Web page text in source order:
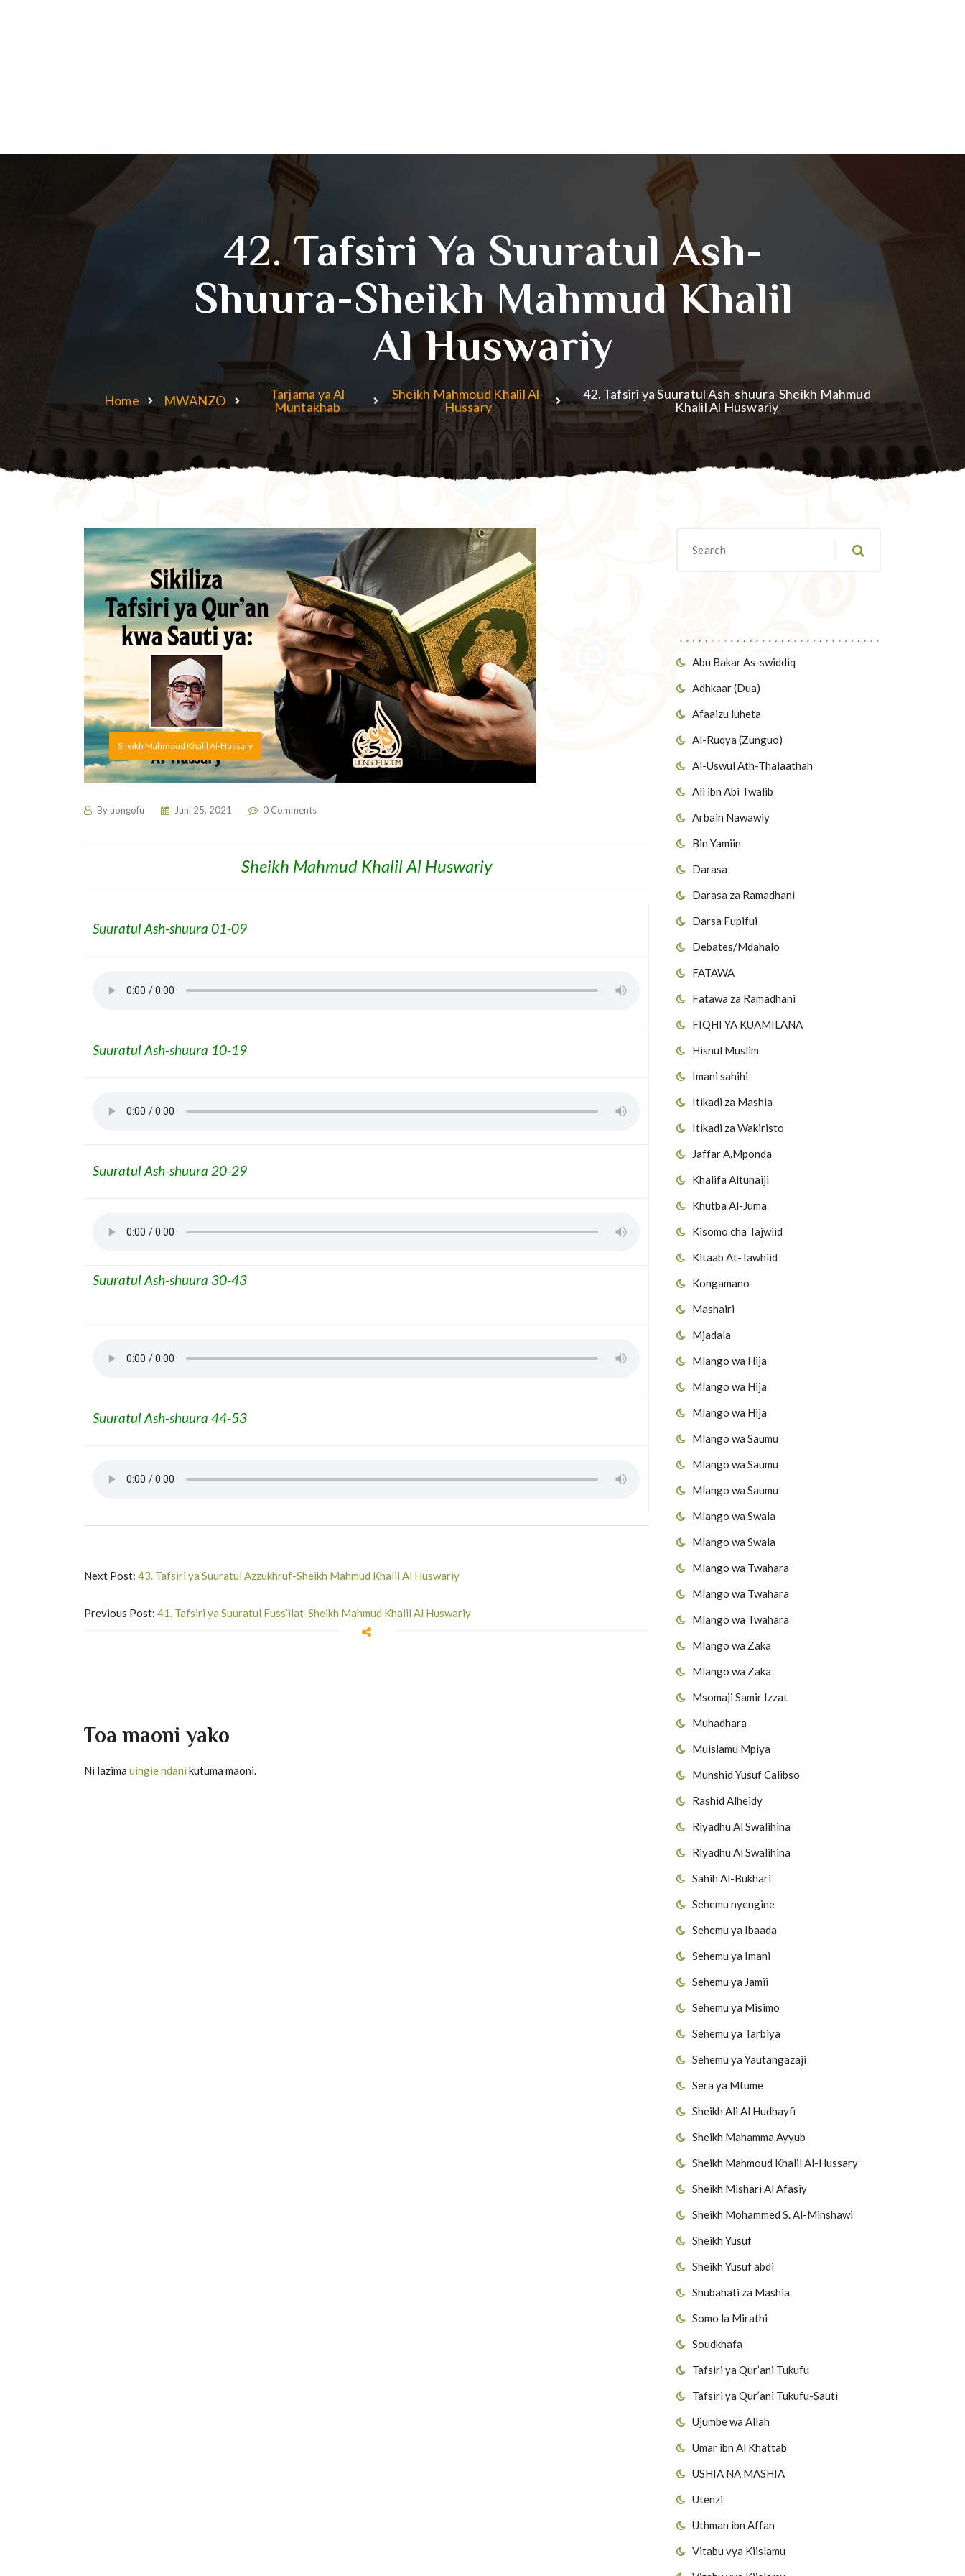
42. Tafsiri Ya Suuratul Ash-
Shuura-Sheikh Mahmud Khalil
Al Huswariy
Home MWANZO
Tarjama ya Al
Muntakhab
Sheikh Mahmoud Khalil Al-
Hussary
42. Tafsiri ya Suuratul Ash-shuura-Sheikh Mahmud
Khalil Al Huswariy
Abu Bakar As-swiddiq
Adhkaar (Dua)
Afaaizu luheta
Al-Ruqya (Zunguo)
Al-Uswul Ath-Thalaathah
Ali ibn Abi Twalib
Arbain Nawawiy
Bin Yamiin
Darasa
Darasa za Ramadhani
Darsa Fupifui
Debates/Mdahalo
FATAWA
Fatawa za Ramadhani
FIQHI YA KUAMILANA
Hisnul Muslim
Imani sahihi
Itikadi za Mashia
Itikadi za Wakiristo
Jaffar A.Mponda
Khalifa Altunaiji
Khutba Al-Juma
Kisomo cha Tajwiid
Kitaab At-Tawhiid
Kongamano
Mashairi
Mjadala
Mlango wa Hija
Mlango wa Hija
Mlango wa Hija
Mlango wa Saumu
Mlango wa Saumu
Mlango wa Saumu
Mlango wa Swala
Mlango wa Swala
Mlango wa Twahara
Mlango wa Twahara
Mlango wa Twahara
Mlango wa Zaka
Mlango wa Zaka
Msomaji Samir Izzat
Muhadhara
Muislamu Mpiya
Munshid Yusuf Calibso
Rashid Alheidy
Riyadhu Al Swalihina
Riyadhu Al Swalihina
Sahih Al-Bukhari
Sehemu nyengine
Sehemu ya Ibaada
Sehemu ya Imani
Sehemu ya Jamii
Sehemu ya Misimo
Sehemu ya Tarbiya
Sehemu ya Yautangazaji
Sera ya Mtume
Sheikh Ali Al Hudhayfi
Sheikh Mahamma Ayyub
Sheikh Mahmoud Khalil Al-Hussary
Sheikh Mishari Al Afasiy
Sheikh Mohammed S. Al-Minshawi
Sheikh Yusuf
Sheikh Yusuf abdi
Shubahati za Mashia
Somo la Mirathi
Soudkhafa
Tafsiri ya Qur’ani Tukufu
Tafsiri ya Qur’ani Tukufu-Sauti
Ujumbe wa Allah
Umar ibn Al Khattab
USHIA NA MASHIA
Utenzi
Uthman ibn Affan
Vitabu vya Kiislamu
Sheikh Mahmoud Khalil Al-Hussary
Byuongofu Juni 25, 2021 0 Comments
Sheikh Mahmud Khalil Al Huswariy
Suuratul Ash-shuura 01-09
Suuratul Ash-shuura 10-19
Suuratul Ash-shuura 20-29
Suuratul Ash-shuura 30-43
Suuratul Ash-shuura 44-53
Next Post: 43. Tafsiri ya Suuratul Azzukhruf-Sheikh Mahmud Khalil Al Huswariy
Previous Post: 41. Tafsiri ya Suuratul Fuss’ilat-Sheikh Mahmud Khalil Al Huswariy
Toa maoni yako
Ni lazima uingie ndani kutuma maoni.